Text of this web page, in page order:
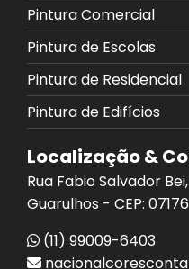
Pintura Comercial
Pintura de Escolas
Pintura de Residencial
Pintura de Edifícios
Localização &
Rua Fabio Salvador
Guarulhos - CEP:
(11) 99009-6403